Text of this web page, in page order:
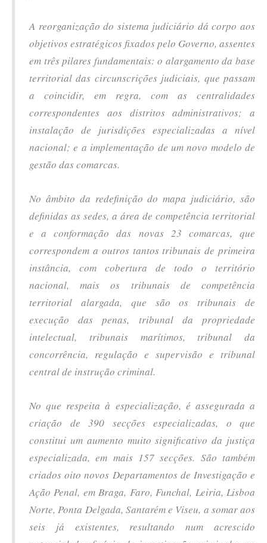
A reorganização do sistema judiciário dá corpo aos
objetivos estratégicos fixados pelo Governo, assentes
em três pilares fundamentais: o alargamento da base
territorial das circunscrições judiciais, que passam
a coincidir, em regra, com as centralidades
correspondentes aos distritos administrativos; a
instalação de jurisdições especializadas a nível
nacional; e a implementação de um novo modelo de
gestão das comarcas.
No âmbito da redefinição do mapa judiciário, são
definidas as sedes, a área de competência territorial
e a conformação das novas 23 comarcas, que
correspondem a outros tantos tribunais de primeira
instância, com cobertura de todo o território
nacional, mais os tribunais de competência
territorial alargada, que são os tribunais de
execução das penas, tribunal da propriedade
intelectual, tribunais marítimos, tribunal da
concorrência, regulação e supervisão e tribunal
central de instrução criminal.
No que respeita à especialização, é assegurada a
criação de 390 secções especializadas, o que
constitui um aumento muito significativo da justiça
especializada, em mais 157 secções. São também
criados oito novos Departamentos de Investigação e
Ação Penal, em Braga, Faro, Funchal, Leiria, Lisboa
Norte, Ponta Delgada, Santarém e Viseu, a somar aos
seis já existentes, resultando num acrescido